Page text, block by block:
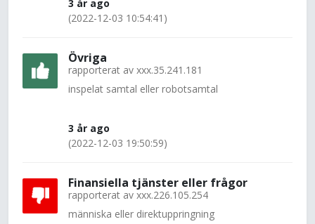
3 år ago
(2022-12-03 10:54:41)
Övriga
rapporterat av xxx.35.241.181
inspelat samtal eller robotsamtal
3 år ago
(2022-12-03 19:50:59)
Finansiella tjänster eller frågor
rapporterat av xxx.226.105.254
människa eller direktuppringning